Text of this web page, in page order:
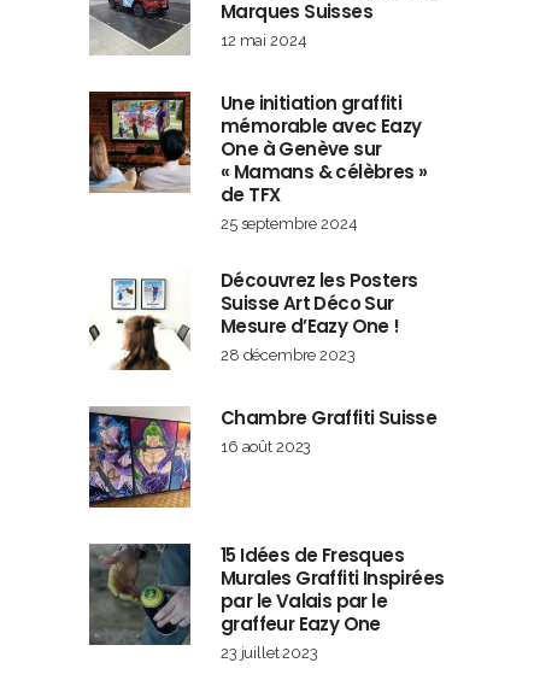
Marques Suisses
12 mai 2024
Une initiation graffiti
mémorable avec Eazy
One à Genève sur
« Mamans & célèbres »
de TFX
25 septembre 2024
Découvrez les Posters
Suisse Art Déco Sur
Mesure d’Eazy One !
28 décembre 2023
Chambre Graffiti Suisse
16 août 2023
15 Idées de Fresques
Murales Graffiti Inspirées
par le Valais par le
graffeur Eazy One
23 juillet 2023